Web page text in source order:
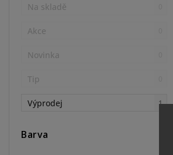
Na skladě
Akce
Novinka
Tip
Výprodej 1
Barva